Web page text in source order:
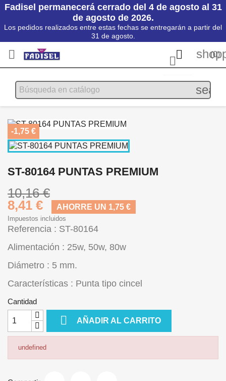
Fadisel permanecerá cerrado del 4 de agosto al 31
de agosto de 2026.
Los pedidos realizados entre estas fechas se entregarán a partir del
31 de agosto.

 (0)

-1,75 €
ST-80164 PUNTAS PREMIUM
10,16 €
8,41 €
AHORRE UN 1,75 €
Impuestos incluidos
Referencia : ST-80164
Alimentación : 25w, 50w, 80w
Diámetro : 5 mm.
Características : Punta tipo cincel
Cantidad
 AÑADIR AL CARRITO
undefined